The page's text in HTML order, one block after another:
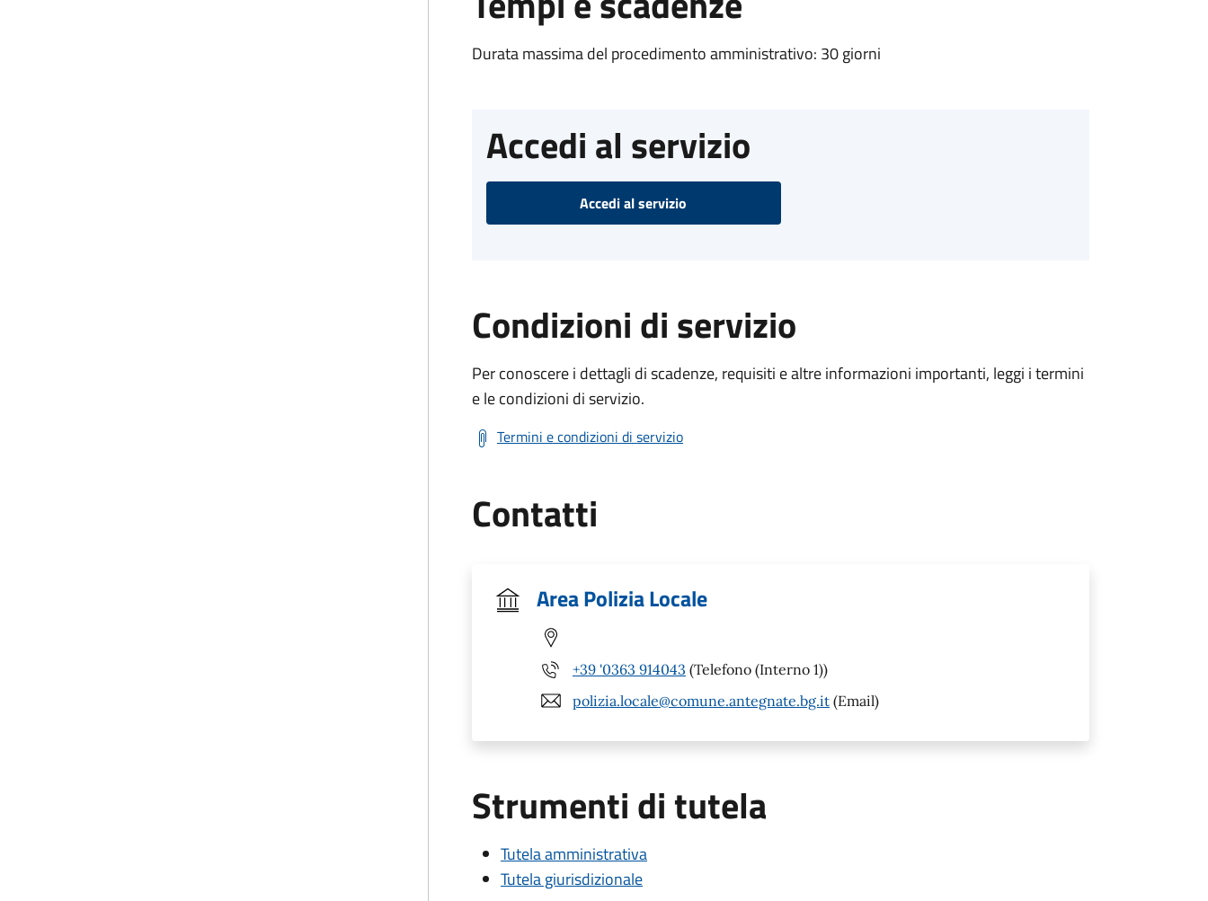
Durata massima del procedimento amministrativo: 30 giorni
Accedi al servizio
Accedi al servizio
Condizioni di servizio
Per conoscere i dettagli di scadenze, requisiti e altre informazioni importanti, leggi i termini
e le condizioni di servizio.
Termini e condizioni di servizio
Contatti
Area Polizia Locale
+39 '0363 914043 (Telefono (Interno 1))
polizia.locale@comune.antegnate.bg.it (Email)
Strumenti di tutela
Tutela amministrativa
Tutela giurisdizionale